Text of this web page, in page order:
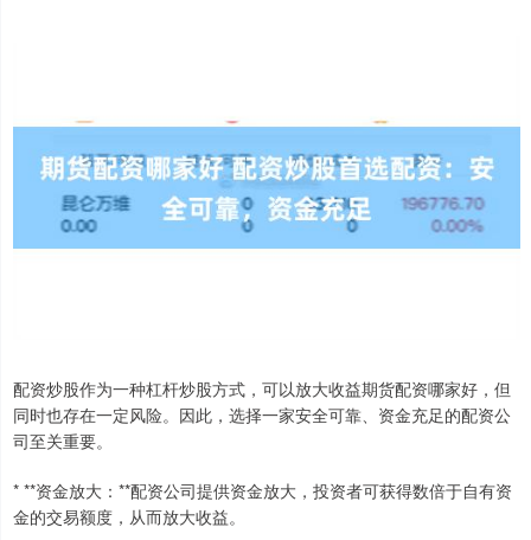
配资炒股作为一种杠杆炒股方式，可以放大收益期货配资哪家好，但
同时也存在一定风险。因此，选择一家安全可靠、资金充足的配资公
司至关重要。
* **资金放大：**配资公司提供资金放大，投资者可获得数倍于自有资
金的交易额度，从而放大收益。